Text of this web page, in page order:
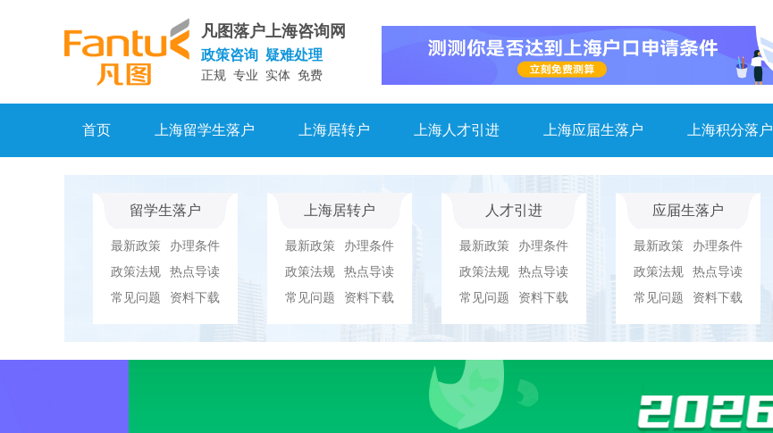
凡图落户上海咨询网
政策咨询 疑难处理
正规 专业 实体 免费
首页 上海留学生落户 上海居转户 上海人才引进 上海应届生落户 上海积分落户
留学生落户
最新政策
办理条件
政策法规
热点导读
常见问题
资料下载
上海居转户
最新政策
办理条件
政策法规
热点导读
常见问题
资料下载
人才引进
最新政策
办理条件
政策法规
热点导读
常见问题
资料下载
应届生落户
最新政策
办理条件
政策法规
热点导读
常见问题
资料下载